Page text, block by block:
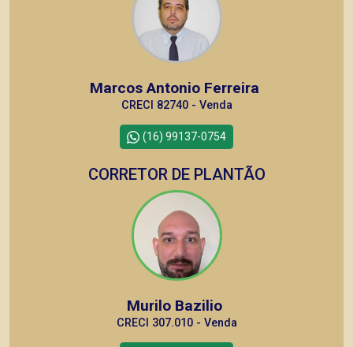
Marcos Antonio Ferreira
CRECI 82740 - Venda
(16) 99137-0754
CORRETOR DE PLANTÃO
Murilo Bazilio
CRECI 307.010 - Venda